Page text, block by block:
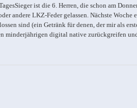
ist die 6. Herren, die schon am
andere LKZ-Feder gelassen. Nächste
sind (ein Getränk für denen, der mir als
minderjährigen digital native zurückgreifen